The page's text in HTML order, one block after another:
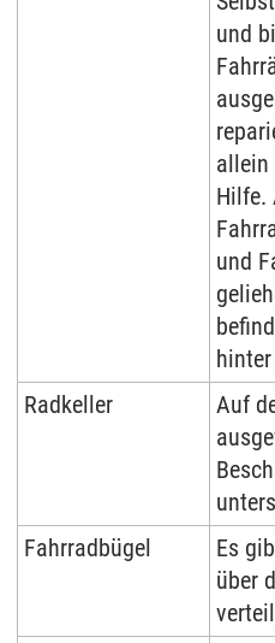
und
allein
Hilfe.
und
Radkeller
Auf
Fahrradbügel
Es
über